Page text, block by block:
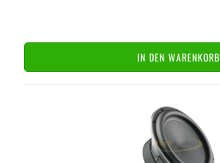
IN DEN WARENKORB